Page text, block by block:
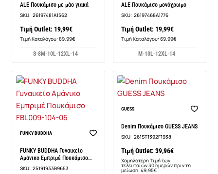
ALE Πουκάμισο με μάο γιακά
SKU: 26197481A1562
Τιμή Outlet: 19,99€
Τιμή Καταλόγου: 89,99€
S-8M-10L-12XL-14
ALE Πουκάμισο μονόχρωμο
SKU: 26197468A1776
Τιμή Outlet: 19,99€
Τιμή Καταλόγου: 69,99€
M-10L-12XL-14
-47%
FUNKY BUDDHA
FUNKY BUDDHA Γυναικείο
Αμάνικο Εμπριμέ Πουκάμισο
FBL009-104-05
SKU: 25191933B9653
-20%
GUESS
Denim Πουκάμισο GUESS JEANS
SKU: 261ST1392F1938
Τιμή Outlet: 39,96€
Χαμηλότερη Τιμή των
τελευταίων 30 ημερών πριν τη
μείωση: 49,95€